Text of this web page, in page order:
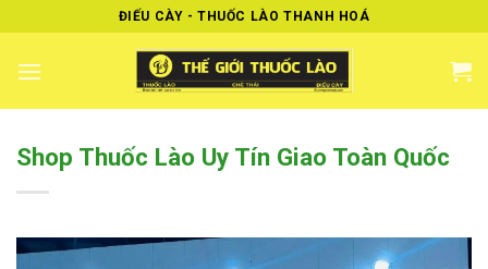
to
content
ĐIẾU CÀY - THUỐC LÀO THANH HOÁ
Shop Thuốc Lào Uy Tín Giao Toàn Quốc